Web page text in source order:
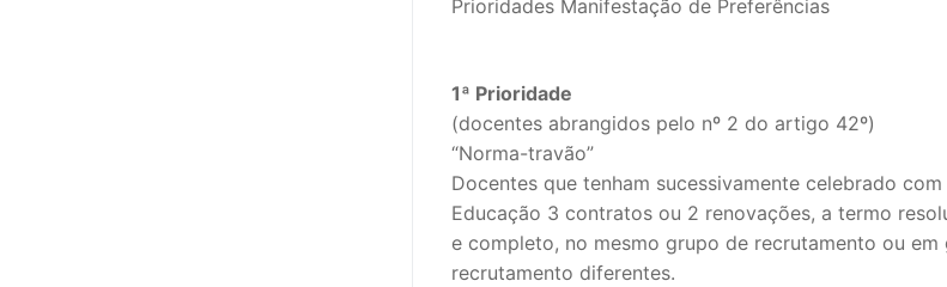
Prioridades Manifestação de Preferências
1ª Prioridade
(docentes abrangidos pelo nº 2 do artigo 42º)
“Norma-travão”
Docentes que tenham sucessivamente celebrado
Educação 3 contratos ou 2 renovações, a termo
e completo, no mesmo grupo de recrutamento ou em
recrutamento diferentes.